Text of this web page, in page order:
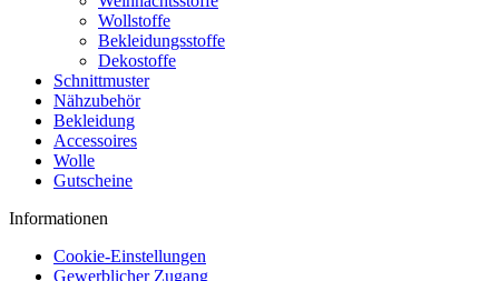
Wollstoffe
Bekleidungsstoffe
Dekostoffe
Schnittmuster
Nähzubehör
Bekleidung
Accessoires
Wolle
Gutscheine
Informationen
Cookie-Einstellungen
Gewerblicher Zugang